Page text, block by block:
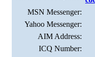
MSN Messenger:
Yahoo Messenger:
AIM Address:
ICQ Number: